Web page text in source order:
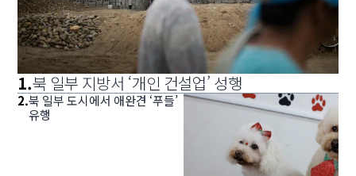
1.북 일부 지방서 ‘개인 건설업’ 성행
2.북 일부 도시에서 애완견 ‘푸들’
유행